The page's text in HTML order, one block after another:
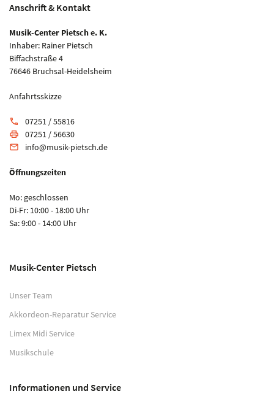
Anschrift & Kontakt
Musik-Center Pietsch e. K.
Inhaber: Rainer Pietsch
Biffachstraße 4
76646 Bruchsal-Heidelsheim
Anfahrtsskizze
phone 07251 / 55816
print 07251 / 56630
email info@musik-pietsch.de
Öffnungszeiten
Mo: geschlossen
Di-Fr: 10:00 - 18:00 Uhr
Sa: 9:00 - 14:00 Uhr
Musik-Center Pietsch
Unser Team
Akkordeon-Reparatur Service
Limex Midi Service
Musikschule
Informationen und Service